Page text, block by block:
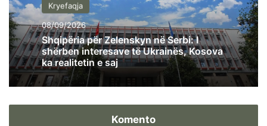
Kryefaqja
08/09/2026
Shqipëria për Zelenskyn në Serbi: I
shërben interesave të Ukrainës, Kosova
ka realitetin e saj
Komento